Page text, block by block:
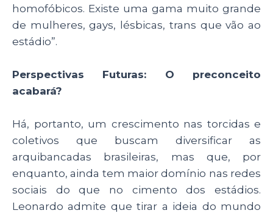
homofóbicos. Existe uma gama muito grande
de mulheres, gays, lésbicas, trans que vão ao
estádio”.
Perspectivas Futuras: O preconceito
acabará?
Há, portanto, um crescimento nas torcidas e
coletivos que buscam diversificar as
arquibancadas brasileiras, mas que, por
enquanto, ainda tem maior domínio nas redes
sociais do que no cimento dos estádios.
Leonardo admite que tirar a ideia do mundo